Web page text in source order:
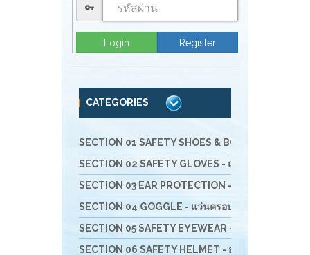
Login Register
CATEGORIES
SECTION 01 SAFETY SHOES & BOOTS - รองเท้า
SECTION 02 SAFETY GLOVES - ถุงมือนิรภัย
SECTION 03 EAR PROTECTION - อุปกรณ์สำหรับลด
SECTION 04 GOGGLE - แว่นครอบตานิรภัย
SECTION 05 SAFETY EYEWEAR - แว่นตานิรภัย แ
SECTION 06 SAFETY HELMET - อุปกรณ์ป้องกันศีร